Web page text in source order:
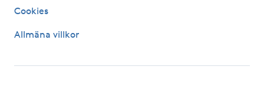
Headspa
Cookies
Allmäna villkor